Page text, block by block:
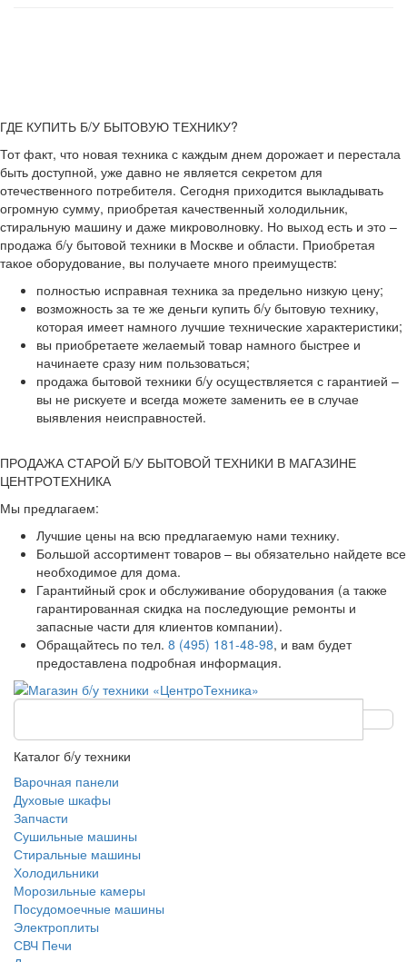
ГДЕ КУПИТЬ Б/У БЫТОВУЮ ТЕХНИКУ?
Тот факт, что новая техника с каждым днем дорожает и перестала
быть доступной, уже давно не является секретом для
отечественного потребителя. Сегодня приходится выкладывать
огромную сумму, приобретая качественный холодильник,
стиральную машину и даже микроволновку. Но выход есть и это –
продажа б/у бытовой техники в Москве и области. Приобретая
такое оборудование, вы получаете много преимуществ:
полностью исправная техника за предельно низкую цену;
возможность за те же деньги купить б/у бытовую технику,
которая имеет намного лучшие технические характеристики;
вы приобретаете желаемый товар намного быстрее и
начинаете сразу ним пользоваться;
продажа бытовой техники б/у осуществляется с гарантией –
вы не рискуете и всегда можете заменить ее в случае
выявления неисправностей.
ПРОДАЖА СТАРОЙ Б/У БЫТОВОЙ ТЕХНИКИ В МАГАЗИНЕ
ЦЕНТРОТЕХНИКА
Мы предлагаем:
Лучшие цены на всю предлагаемую нами технику.
Большой ассортимент товаров – вы обязательно найдете все
необходимое для дома.
Гарантийный срок и обслуживание оборудования (а также
гарантированная скидка на последующие ремонты и
запасные части для клиентов компании).
Обращайтесь по тел. 8 (495) 181-48-98, и вам будет
предоставлена подробная информация.
Каталог б/у техники
Варочная панели
Духовые шкафы
Запчасти
Сушильные машины
Стиральные машины
Холодильники
Морозильные камеры
Посудомоечные машины
Электроплиты
СВЧ Печи